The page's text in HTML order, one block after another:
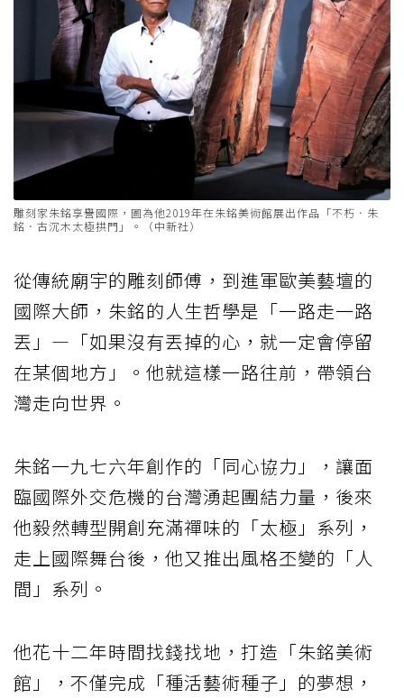
雕刻家朱銘享譽國際，圖為他2019年在朱銘美術館展出作品「不朽．朱
銘．古沉木太極拱門」。（中新社）
從傳統廟宇的雕刻師傅，到進軍歐美藝壇的
國際大師，朱銘的人生哲學是「一路走一路
丟」—「如果沒有丟掉的心，就一定會停留
在某個地方」。他就這樣一路往前，帶領台
灣走向世界。
朱銘一九七六年創作的「同心協力」，讓面
臨國際外交危機的台灣湧起團結力量，後來
他毅然轉型開創充滿禪味的「太極」系列，
走上國際舞台後，他又推出風格丕變的「人
間」系列。
他花十二年時間找錢找地，打造「朱銘美術
館」，不僅完成「種活藝術種子」的夢想，